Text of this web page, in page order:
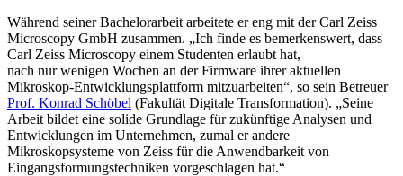
Während seiner Bachelorarbeit arbeitete er eng mit der Carl Zeiss
Microscopy GmbH zusammen. „Ich finde es bemerkenswert, dass
Carl Zeiss Microscopy einem Studenten erlaubt hat,
nach nur wenigen Wochen an der Firmware ihrer aktuellen
Mikroskop-Entwicklungsplattform mitzuarbeiten“, so sein Betreuer
Prof. Konrad Schöbel (Fakultät Digitale Transformation). „Seine
Arbeit bildet eine solide Grundlage für zukünftige Analysen und
Entwicklungen im Unternehmen, zumal er andere
Mikroskopsysteme von Zeiss für die Anwendbarkeit von
Eingangsformungstechniken vorgeschlagen hat.“